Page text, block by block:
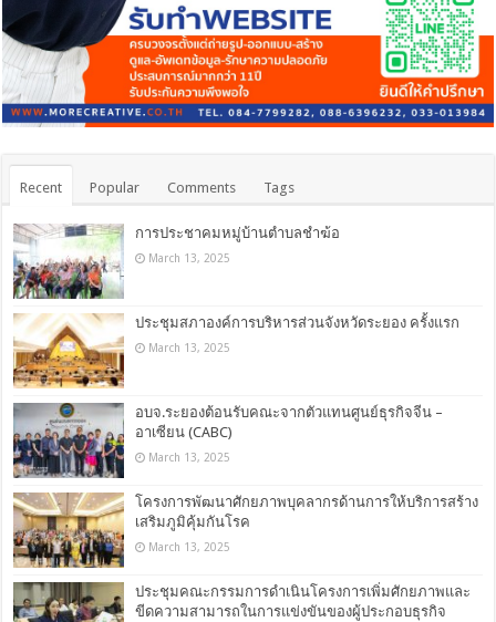
Recent Popular Comments Tags
การประชาคมหมู่บ้านตำบลชำฆ้อ
March 13, 2025
ประชุมสภาองค์การบริหารส่วนจังหวัดระยอง ครั้งแรก
March 13, 2025
อบจ.ระยองต้อนรับคณะจากตัวแทนศูนย์ธุรกิจจีน –
อาเซียน (CABC)
March 13, 2025
โครงการพัฒนาศักยภาพบุคลากรด้านการให้บริการสร้าง
เสริมภูมิคุ้มกันโรค
March 13, 2025
ประชุมคณะกรรมการดำเนินโครงการเพิ่มศักยภาพและ
ขีดความสามารถในการแข่งขันของผู้ประกอบธุรกิจ